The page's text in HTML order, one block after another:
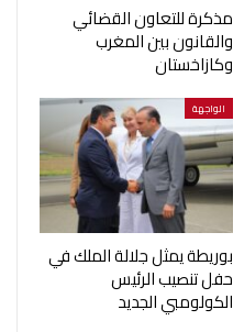
مذكرة للتعاون القضائي
والقانون بين المغرب
وكازاخستان
الواجهة
بوريطة يمثل جلالة الملك في
حفل تنصيب الرئيس
الكولومبي الجديد